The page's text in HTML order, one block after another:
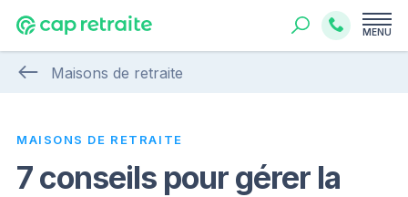
MENU
Maisons de retraite
MAISONS DE RETRAITE
7 conseils pour gérer la